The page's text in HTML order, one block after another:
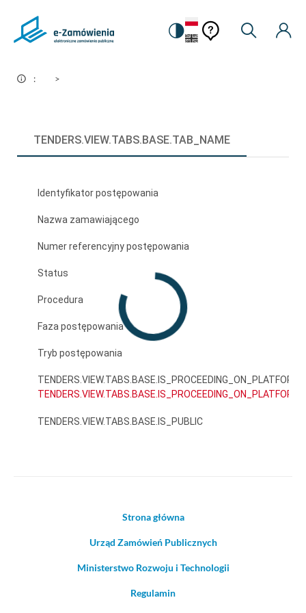
-
Pomoc
kontekstowa
Pomoc
: >
TENDERS.VIEW.TABS.BASE.TAB_NAME
Identyfikator postępowania
Nazwa zamawiającego
Numer referencyjny postępowania
Status
Procedura
Faza postępowania
Tryb postępowania
TENDERS.VIEW.TABS.BASE.IS_PROCEEDING_ON_PLATFORM
TENDERS.VIEW.TABS.BASE.IS_PUBLIC
Strona główna
Urząd Zamówień Publicznych
Ministerstwo Rozwoju i Technologii
Regulamin